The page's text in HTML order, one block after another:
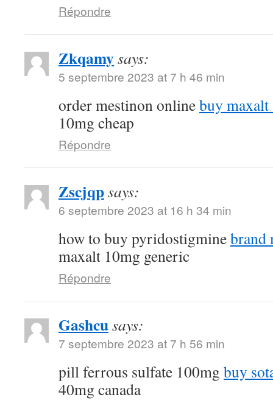
Répondre
Zkqamysays:
5 septembre 2023 at 7 h 46 min
order mestinon onlinebuy
10mg cheap
Répondre
Zscjqpsays:
6 septembre 2023 at 16 h 34 min
how to buy pyridostigminebrand
maxalt 10mg generic
Répondre
Gashcusays:
7 septembre 2023 at 7 h 56 min
pill ferrous sulfate 100mg buy
40mg canada